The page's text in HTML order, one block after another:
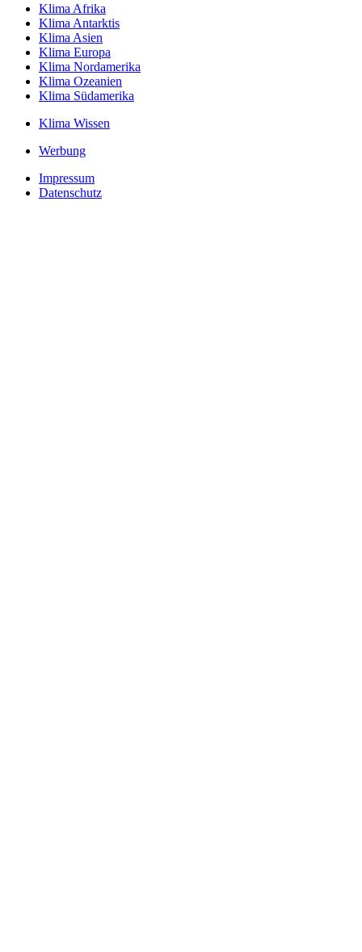
Klima Afrika
Klima Antarktis
Klima Asien
Klima Europa
Klima Nordamerika
Klima Ozeanien
Klima Südamerika
Klima Wissen
Werbung
Impressum
Datenschutz